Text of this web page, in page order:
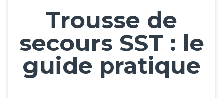
Trousse de
secours SST : le
guide pratique